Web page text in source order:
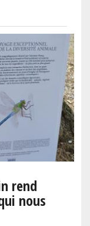
rend
nous